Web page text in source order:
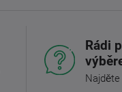
Rádi